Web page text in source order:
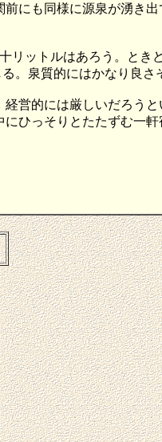
にも同様に源泉が湧き
リットルはあろう。とき
。泉質的にはかなり良さ
営的には厳しいだろう
ひっそりとたたずむ一